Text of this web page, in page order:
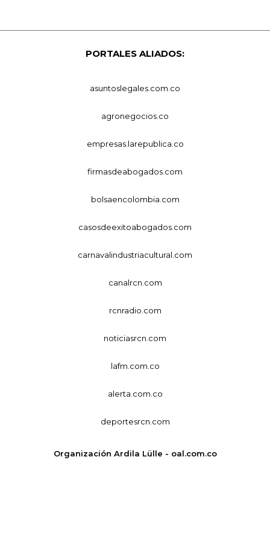
PORTALES ALIADOS:
asuntoslegales.com.co
agronegocios.co
empresas.larepublica.co
firmasdeabogados.com
bolsaencolombia.com
casosdeexitoabogados.com
carnavalindustriacultural.com
canalrcn.com
rcnradio.com
noticiasrcn.com
lafm.com.co
alerta.com.co
deportesrcn.com
Organización Ardila Lülle - oal.com.co